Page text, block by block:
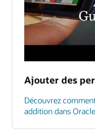
Ajouter des
Découvrez
addition dans